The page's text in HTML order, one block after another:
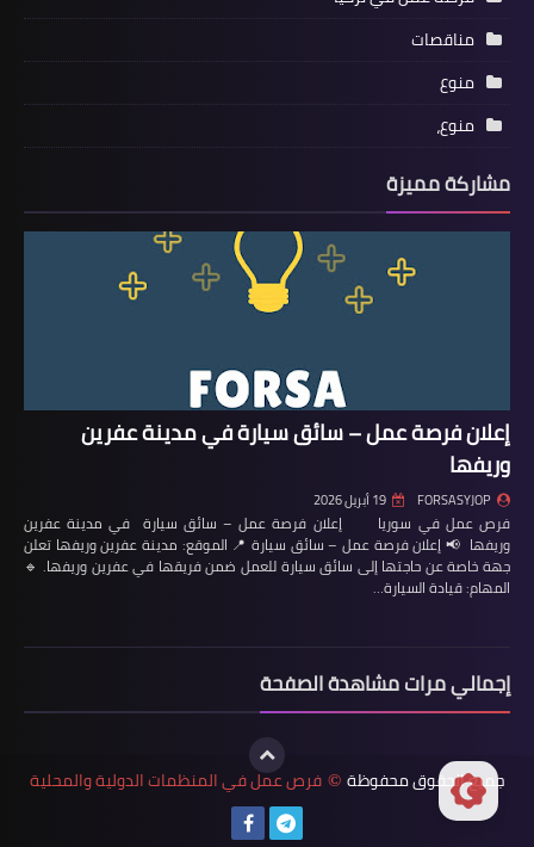
مناقصات
منوع
منوع،
مشاركة مميزة
إعلان فرصة عمل – سائق سيارة في مدينة عفرين
وريفها
FORSASYJOP 19 أبريل 2026
فرص عمل في سوريا إعلان فرصة عمل – سائق سيارة في مدينة عفرين
وريفها 📢 إعلان فرصة عمل – سائق سيارة 📍 الموقع: مدينة عفرين وريفها تعلن
جهة خاصة عن حاجتها إلى سائق سيارة للعمل ضمن فريقها في عفرين وريفها. 🔹
المهام: قيادة السيارة…
إجمالي مرات مشاهدة الصفحة
جميع الحقوق محفوظة © فرص عمل في المنظمات الدولية والمحلية